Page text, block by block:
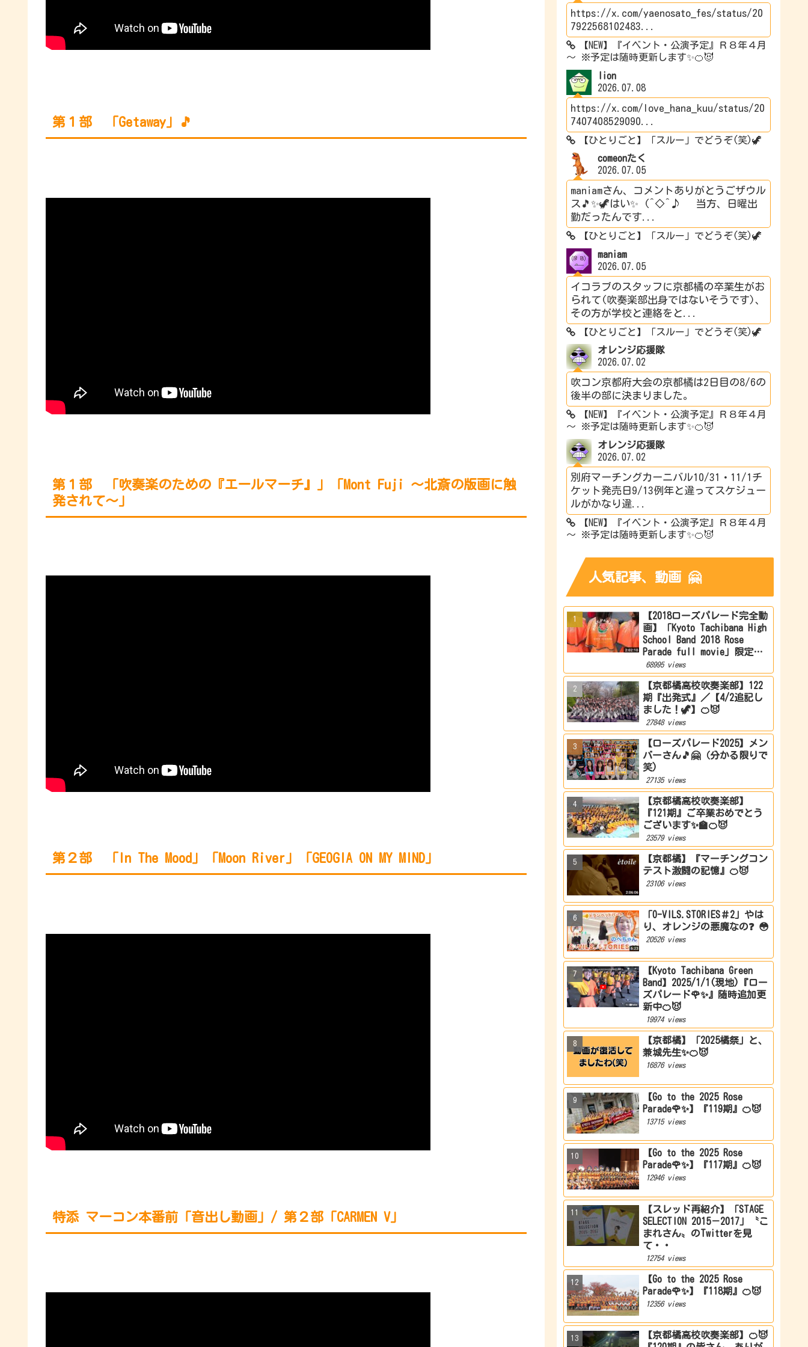
第１部 「Getaway」🎵
第１部 「吹奏楽のための『エールマーチ』」「Mont Fuji 〜北斎の版画に触
発されて〜」
第２部 「In The Mood」「Moon River」「GEOGIA ON MY MIND」
特添 マーコン本番前「音出し動画」/ 第２部「CARMEN V」
https://x.com/yaenosato_fes/status/20
7922568102483...
【NEW】『イベント・公演予定』Ｒ８年４月
～ ※予定は随時更新します✨🍊😈
lion
2026.07.08
https://x.com/love_hana_kuu/status/20
7407408529090...
【ひとりごと】「スルー」でどうぞ(笑)🦖
comeonたく
2026.07.05
maniamさん、コメントありがとうごザウル
ス🎵✨🦖はい✨ (^◇^♪ 当方、日曜出
勤だったんです...
【ひとりごと】「スルー」でどうぞ(笑)🦖
maniam
2026.07.05
イコラブのスタッフに京都橘の卒業生がお
られて(吹奏楽部出身ではないそうです)、
その方が学校と連絡をと...
【ひとりごと】「スルー」でどうぞ(笑)🦖
オレンジ応援隊
2026.07.02
吹コン京都府大会の京都橘は2日目の8/6の
後半の部に決まりました。
【NEW】『イベント・公演予定』Ｒ８年４月
～ ※予定は随時更新します✨🍊😈
オレンジ応援隊
2026.07.02
別府マーチングカーニバル10/31・11/1チ
ケット発売日9/13例年と違ってスケジュー
ルがかなり違...
【NEW】『イベント・公演予定』Ｒ８年４月
～ ※予定は随時更新します✨🍊😈
人気記事、動画 🤗
【2018ローズパレード完全動
画】「Kyoto Tachibana High
School Band 2018 Rose
Parade full movie」限定公
開
68995 views
【京都橘高校吹奏楽部】122
期『出発式』／【4/2追記し
ました！🦖】🍊😈
27848 views
【ローズパレード2025】メン
バーさん🎵🤗（分かる限りで
笑)
27135 views
【京都橘高校吹奏楽部】
『121期』ご卒業おめでとう
ございます✨🏫🍊😈
23579 views
【京都橘】『マーチングコン
テスト激闘の記憶』🍊😈
23106 views
「O-VILS.STORIES＃2」やは
り、オレンジの悪魔なの❓ 😳
20526 views
【Kyoto Tachibana Green
Band】2025/1/1(現地)『ロー
ズパレード🌹✨』随時追加更
新中🍊😈
19974 views
【京都橘】「2025橘祭」と、
兼城先生✨🍊😈
16876 views
【Go to the 2025 Rose
Parade🌹✨】『119期』🍊😈
13715 views
【Go to the 2025 Rose
Parade🌹✨】『117期』🍊😈
12946 views
【スレッド再紹介】「STAGE
SELECTION 2015－2017」〝こ
まれさん〟のTwitterを見
て・・
12754 views
【Go to the 2025 Rose
Parade🌹✨】『118期』🍊😈
12356 views
【京都橘高校吹奏楽部】🍊😈